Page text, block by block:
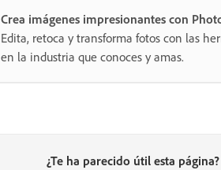
Crea imágenes impresionantes con
Edita, retoca y transforma fotos con las
en la industria que conoces y amas.
¿Te ha parecido útil esta página?